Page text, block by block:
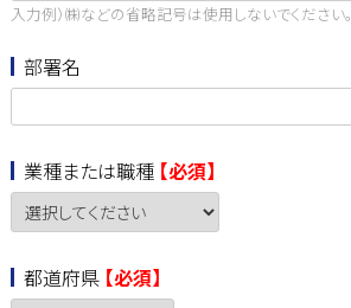
入力例）㈱などの省略記号は使用しないでください。
部署名
業種または職種 【必須】
都道府県 【必須】